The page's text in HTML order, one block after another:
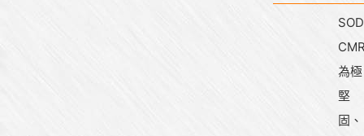
為極
堅
固、